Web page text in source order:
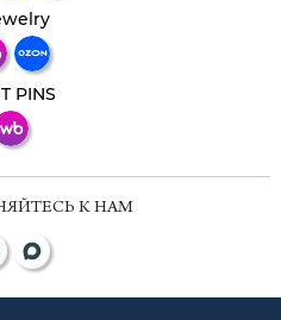
PINS
К НАМ